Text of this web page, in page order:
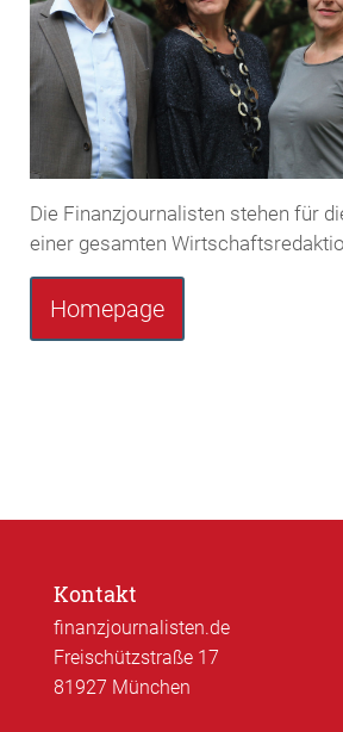
Die Finanzjournalisten stehen für
einer gesamten
Homepage
Kontakt
finanzjournalisten.de
Freischützstraße 17
81927 München